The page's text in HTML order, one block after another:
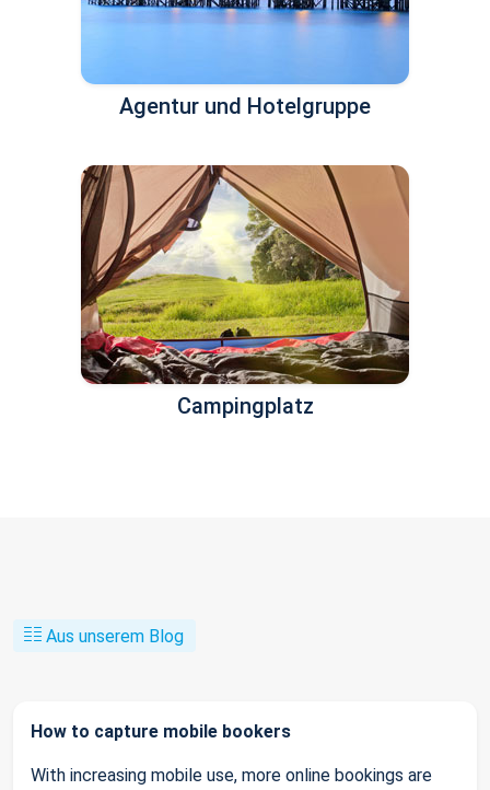
Agentur und Hotelgruppe
Campingplatz
Aus unserem Blog
How to capture mobile bookers
With increasing mobile use, more online bookings are